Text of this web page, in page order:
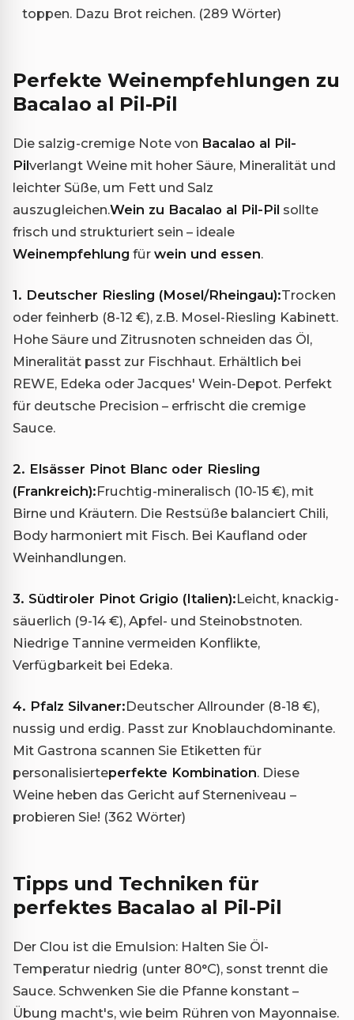
toppen. Dazu Brot reichen. (289 Wörter)
Perfekte Weinempfehlungen zu
Bacalao al Pil-Pil
Die salzig-cremige Note von Bacalao al Pil-
Pilverlangt Weine mit hoher Säure, Mineralität und
leichter Süße, um Fett und Salz
auszugleichen.Wein zu Bacalao al Pil-Pil sollte
frisch und strukturiert sein – ideale
Weinempfehlung für wein und essen.
1. Deutscher Riesling (Mosel/Rheingau):Trocken
oder feinherb (8-12 €), z.B. Mosel-Riesling Kabinett.
Hohe Säure und Zitrusnoten schneiden das Öl,
Mineralität passt zur Fischhaut. Erhältlich bei
REWE, Edeka oder Jacques' Wein-Depot. Perfekt
für deutsche Precision – erfrischt die cremige
Sauce.
2. Elsässer Pinot Blanc oder Riesling
(Frankreich):Fruchtig-mineralisch (10-15 €), mit
Birne und Kräutern. Die Restsüße balanciert Chili,
Body harmoniert mit Fisch. Bei Kaufland oder
Weinhandlungen.
3. Südtiroler Pinot Grigio (Italien):Leicht, knackig-
säuerlich (9-14 €), Apfel- und Steinobstnoten.
Niedrige Tannine vermeiden Konflikte,
Verfügbarkeit bei Edeka.
4. Pfalz Silvaner:Deutscher Allrounder (8-18 €),
nussig und erdig. Passt zur Knoblauchdominante.
Mit Gastrona scannen Sie Etiketten für
personalisierteperfekte Kombination. Diese
Weine heben das Gericht auf Sterneniveau –
probieren Sie! (362 Wörter)
Tipps und Techniken für
perfektes Bacalao al Pil-Pil
Der Clou ist die Emulsion: Halten Sie Öl-
Temperatur niedrig (unter 80°C), sonst trennt die
Sauce. Schwenken Sie die Pfanne konstant –
Übung macht's, wie beim Rühren von Mayonnaise.